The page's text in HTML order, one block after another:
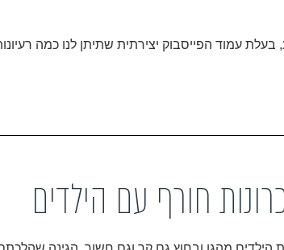
בעלת עמוד הפייסבוק יצירתית שתיתן לנו כמה
חורף עם הילדים